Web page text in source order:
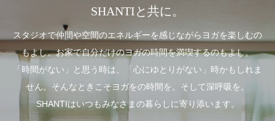
SHANTIと共に。
スタジオで仲間や空間のエネルギーを感じながらヨガを楽しむの
もよし。お家で自分だけのヨガの時間を満喫するのもよし。
「時間がない」と思う時は、「心にゆとりがない」時かもしれま
せん。そんなときこそヨガをの時間を。そして深呼吸を。
SHANTIはいつもみなさまの暮らしに寄り添います。